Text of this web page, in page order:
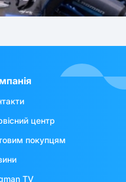
центр
покупцям
TV